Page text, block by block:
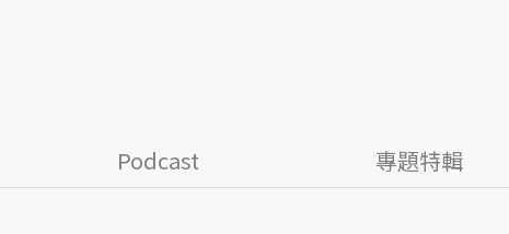
Podcast 專題特輯